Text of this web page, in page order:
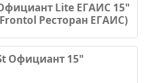
Lite ЕГАИС 15"
Ресторан ЕГАИС)
Официант 15"